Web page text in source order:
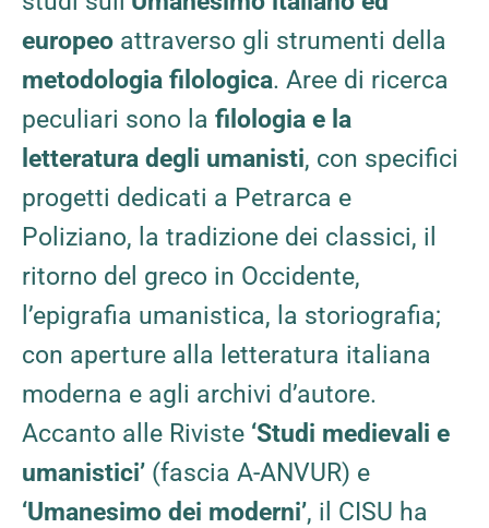
europeo attraverso gli strumenti della
metodologia filologica. Aree di ricerca
peculiari sono la filologia e la
letteratura degli umanisti, con specifici
progetti dedicati a Petrarca e
Poliziano, la tradizione dei classici, il
ritorno del greco in Occidente,
l’epigrafia umanistica, la storiografia;
con aperture alla letteratura italiana
moderna e agli archivi d’autore.
Accanto alle Riviste ‘Studi medievali e
umanistici’ (fascia A-ANVUR) e
‘Umanesimo dei moderni’, il CISU ha